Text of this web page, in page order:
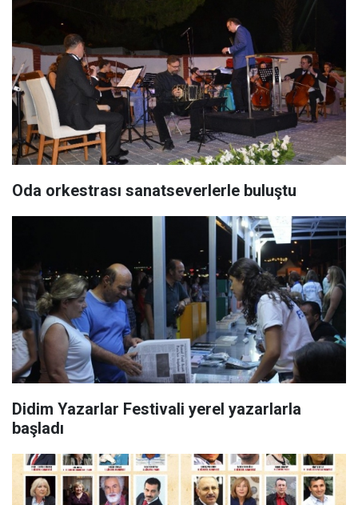
Oda orkestrası sanatseverlerle buluştu
Didim Yazarlar Festivali yerel yazarlarla
başladı